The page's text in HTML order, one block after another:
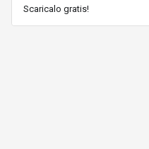
Scaricalo gratis!